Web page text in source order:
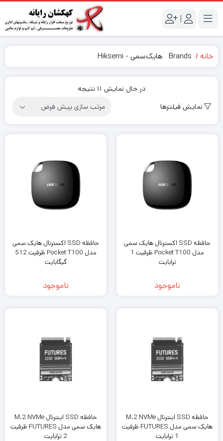
|
خانه هایک‌سمی - Hiksemi
در حال نمایش 11 نتیجه
نمایش فیلترها
حافظه SSD اکسترنال هایک‌ سمی
مدل Pocket T100 ظرفیت 1
ترابایت
ناموجود
حافظه SSD اکسترنال هایک‌ سمی
مدل Pocket T100 ظرفیت 512
گیگابایت
ناموجود
حافظه SSD اینترنال M.2 NVMe
هایک‌ سمی مدل FUTURES ظرفیت
1 ترابایت
حافظه SSD اینترنال M.2 NVMe
هایک‌ سمی مدل FUTURES ظرفیت
2 ترابایت